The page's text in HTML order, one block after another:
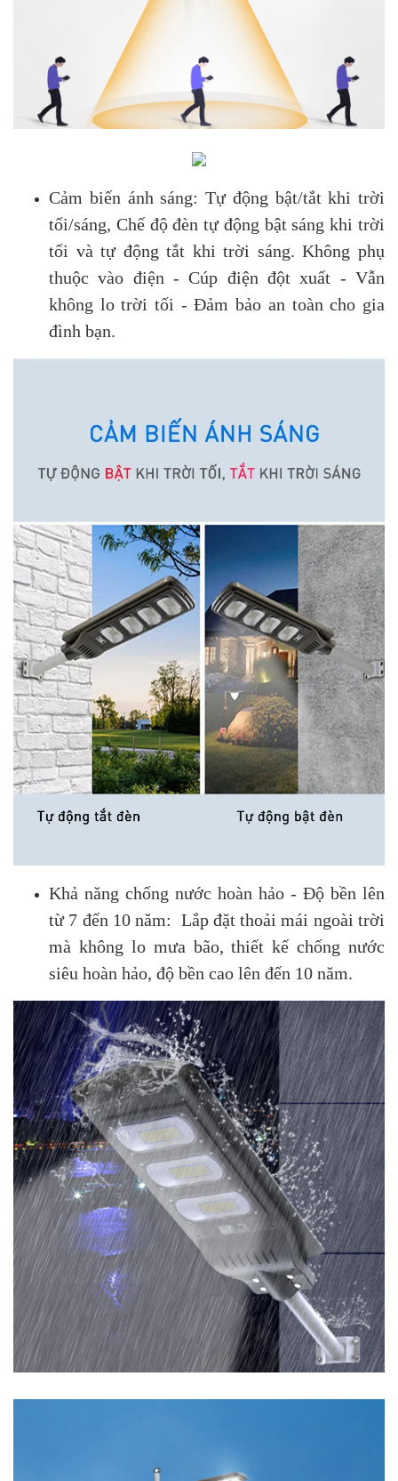
Cảm biến ánh sáng: Tự động bật/tắt khi trời
tối/sáng, Chế độ đèn tự động bật sáng khi trời
tối và tự động tắt khi trời sáng. Không phụ
thuộc vào điện - Cúp điện đột xuất - Vẫn
không lo trời tối - Đảm bảo an toàn cho gia
đình bạn.
Khả năng chống nước hoàn hảo - Độ bền lên
từ 7 đến 10 năm: Lắp đặt thoải mái ngoài trời
mà không lo mưa bão, thiết kế chống nước
siêu hoàn hảo, độ bền cao lên đến 10 năm.